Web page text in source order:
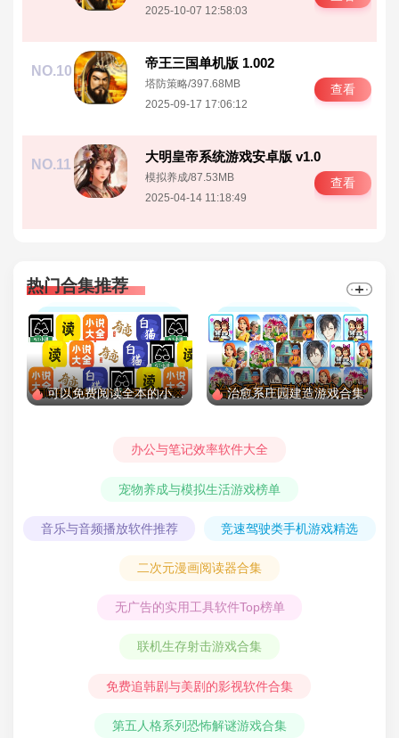
2025-10-07 12:58:03
NO.10
帝王三国单机版 1.002
塔防策略/397.68MB
2025-09-17 17:06:12
查看
NO.11
大明皇帝系统游戏安卓版 v1.0
模拟养成/87.53MB
2025-04-14 11:18:49
查看
热门合集推荐
可以免费阅读全本的小说阅读软件专区 治愈系庄园建造游戏合集
办公与笔记效率软件大全
宠物养成与模拟生活游戏榜单
音乐与音频播放软件推荐 竞速驾驶类手机游戏精选
二次元漫画阅读器合集
无广告的实用工具软件Top榜单
联机生存射击游戏合集
免费追韩剧与美剧的影视软件合集
第五人格系列恐怖解谜游戏合集